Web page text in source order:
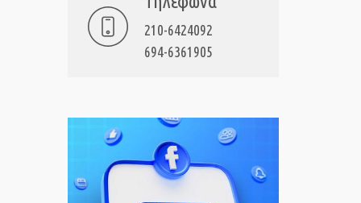
210-6424092
694-6361905